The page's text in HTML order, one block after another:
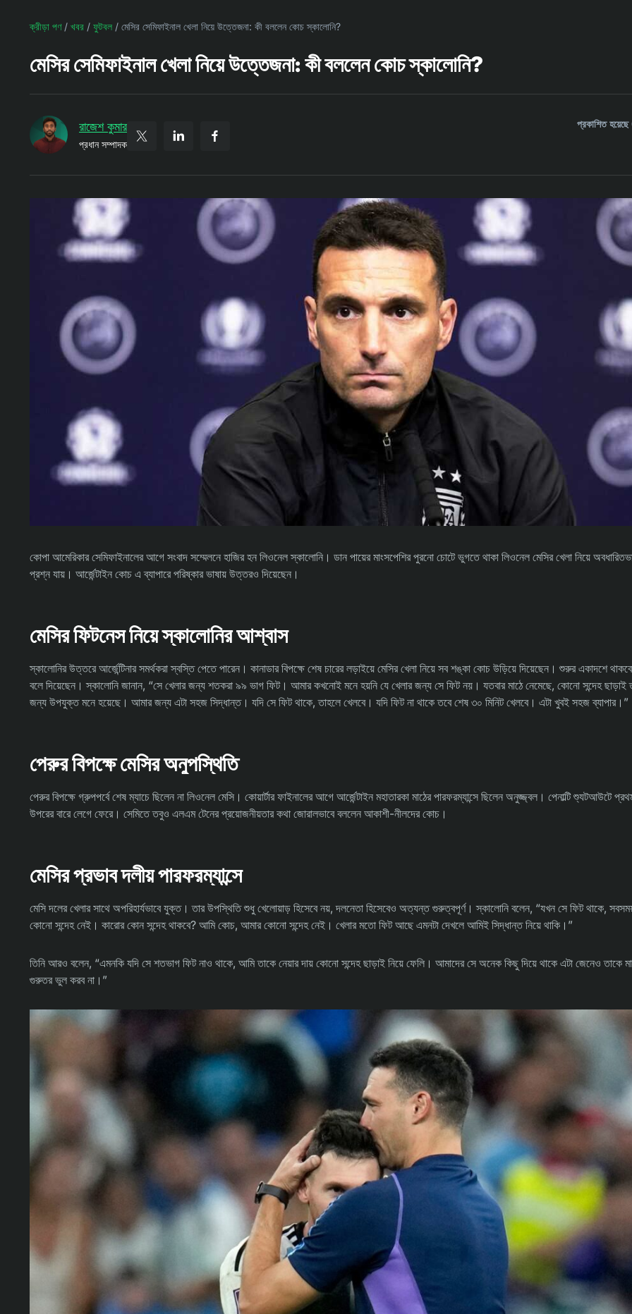
ক্রীড়া পণ/ খবর / ফুটবল / মেসির সেমিফাইনাল খেলা নিয়ে উত্তেজনা: কী বললেন কোচ স্কালোনি?
মেসির সেমিফাইনাল খেলা নিয়ে উত্তেজনা: কী বললেন কোচ স্কালোনি?
রাজেশ কুমার
প্রধান সম্পাদক
প্রকাশিত
কোপা আমেরিকার সেমিফাইনালের আগে সংবাদ সম্মেলনে হাজির হন লিওনেল স্কালোনি। ডান পায়ের মাংসপেশির পুরনো চোটে ভুগতে থাকা লিওনেল মেসির খেলা নিয়ে
প্রশ্ন যায়। আর্জেন্টাইন কোচ এ ব্যাপারে পরিষ্কার ভাষায় উত্তরও দিয়েছেন।
মেসির ফিটনেস নিয়ে স্কালোনির আশ্বাস
স্কালোনির উত্তরে আর্জেন্টিনার সমর্থকরা স্বস্তি পেতে পারেন। কানাডার বিপক্ষে শেষ চারের লড়াইয়ে মেসির খেলা নিয়ে সব শঙ্কা কোচ উড়িয়ে দিয়েছেন। শুরুর একাদশে
বলে দিয়েছেন। স্কালোনি জানান, “সে খেলার জন্য শতকরা ৯৯ ভাগ ফিট। আমার কখনোই মনে হয়নি যে খেলার জন্য সে ফিট নয়। যতবার মাঠে নেমেছে, কোনো সন্দেহ ছাড়াই
জন্য উপযুক্ত মনে হয়েছে। আমার জন্য এটা সহজ সিদ্ধান্ত। যদি সে ফিট থাকে, তাহলে খেলবে। যদি ফিট না থাকে তবে শেষ ৩০ মিনিট খেলবে। এটা খুবই সহজ ব্যাপার।”
পেরুর বিপক্ষে মেসির অনুপস্থিতি
পেরুর বিপক্ষে গ্রুপপর্বে শেষ ম্যাচে ছিলেন না লিওনেল মেসি। কোয়ার্টার ফাইনালের আগে আর্জেন্টাইন মহাতারকা মাঠের পারফরম্যান্সে ছিলেন অনুজ্জ্বল। পেনাল্টি শ্যুটআউটে
উপরের বারে লেগে ফেরে। সেমিতে তবুও এলএম টেনের প্রয়োজনীয়তার কথা জোরালভাবে বললেন আকাশী-নীলদের কোচ।
মেসির প্রভাব দলীয় পারফরম্যান্সে
মেসি দলের খেলার সাথে অপরিহার্যভাবে যুক্ত। তার উপস্থিতি শুধু খেলোয়াড় হিসেবে নয়, দলনেতা হিসেবেও অত্যন্ত গুরুত্বপূর্ণ। স্কালোনি বলেন, “যখন সে ফিট থাকে,
কোনো সন্দেহ নেই। কারোর কোন সন্দেহ থাকবে? আমি কোচ, আমার কোনো সন্দেহ নেই। খেলার মতো ফিট আছে এমনটা দেখলে আমিই সিদ্ধান্ত নিয়ে থাকি।”
তিনি আরও বলেন, “এমনকি যদি সে শতভাগ ফিট নাও থাকে, আমি তাকে নেয়ার দায় কোনো সন্দেহ ছাড়াই নিয়ে ফেলি। আমাদের সে অনেক কিছু দিয়ে থাকে এটা জেনেও তাকে
গুরুতর ভুল করব না।”